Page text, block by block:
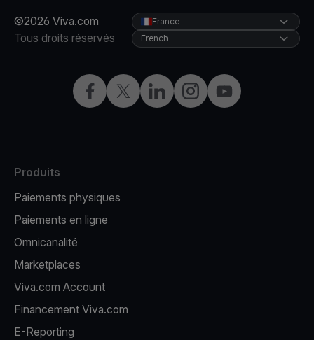
©2026 Viva.com
Tous droits réservés
Facebook
X LinkedInInstagramYouTube
France
French
Produits
Paiements physiques
Paiements en ligne
Omnicanalité
Marketplaces
Viva.com Account
Financement Viva.com
E-Reporting